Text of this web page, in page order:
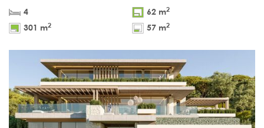
4
62 m2
301 m2 57 m2